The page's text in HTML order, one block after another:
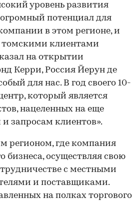
уровень развития
огромный потенциал для
в этом регионе, и
томскими клиентами
на открытии
Керри, Россия Йерун де
для нас. В год своего 10-
который является
нацеленных на еще
и запросам клиентов».
регионом, где компания
бизнеса, осуществляя свою
с местными
и поставщиками.
на полках торгового